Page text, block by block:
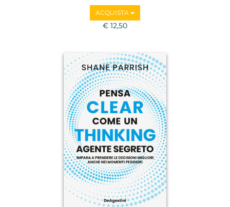
ACQUISTA
€ 12,50